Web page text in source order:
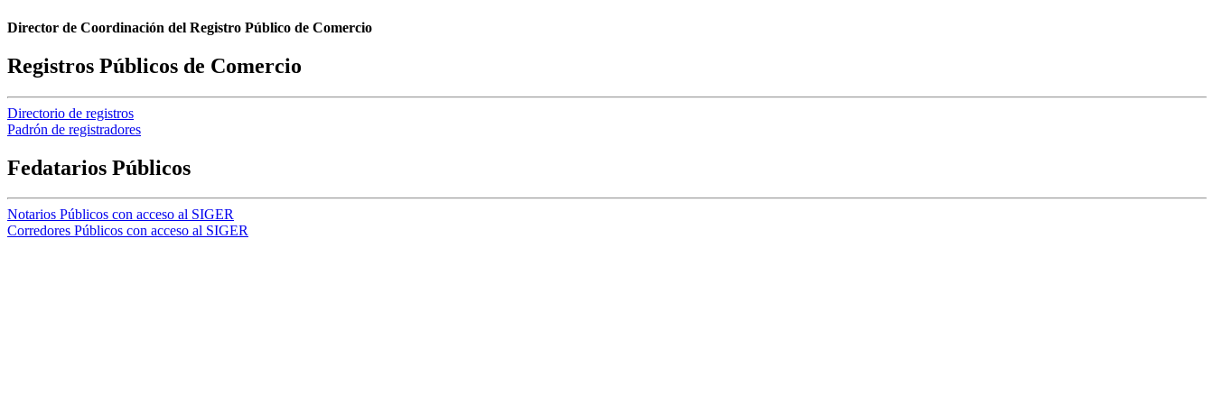
Director de Coordinación del Registro Público de Comercio
Registros Públicos de Comercio
Directorio de registros
Padrón de registradores
Fedatarios Públicos
Notarios Públicos con acceso al SIGER
Corredores Públicos con acceso al SIGER